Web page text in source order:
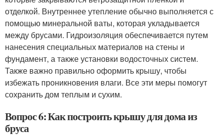
отделкой. Внутреннее утепление обычно выполняется с
помощью минеральной ваты, которая укладывается
между брусами. Гидроизоляция обеспечивается путем
нанесения специальных материалов на стены и
фундамент, а также установки водосточных систем.
Также важно правильно оформить крышу, чтобы
избежать проникновения влаги. Все эти меры помогут
сохранить дом теплым и сухим.
Вопрос 6: Как построить крышу для дома из
бруса